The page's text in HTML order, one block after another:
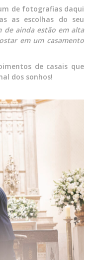
de fotografias daqui
as escolhas do seu
de ainda estão em alta
em um casamento
de casais que
dos sonhos!